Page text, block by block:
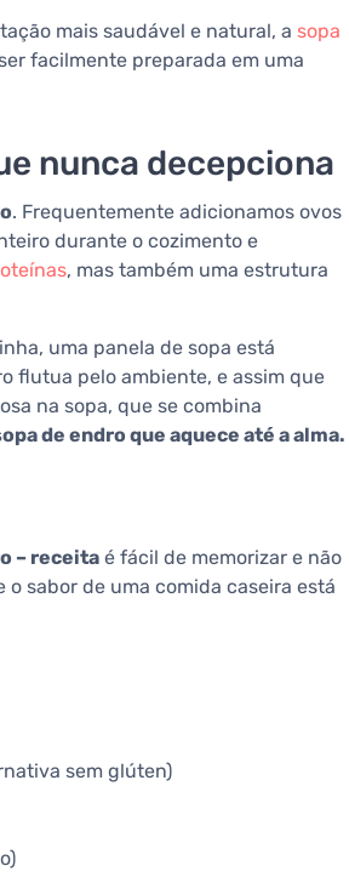
mais saudável e natural, a sopa
facilmente preparada em uma
nunca decepciona
. Frequentemente adicionamos ovos
durante o cozimento e
, mas também uma estrutura
uma panela de sopa está
flutua pelo ambiente, e assim que
na sopa, que se combina
de endro que aquece até a alma.
– receita é fácil de memorizar e não
sabor de uma comida caseira está
sem glúten)